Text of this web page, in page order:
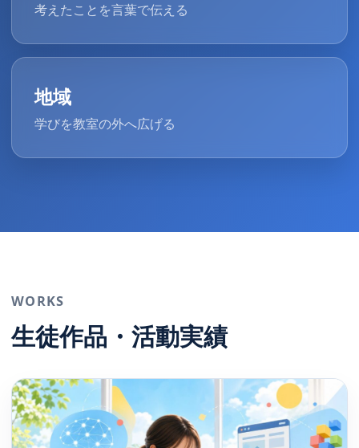
考えたことを言葉で伝える
地域
学びを教室の外へ広げる
WORKS
生徒作品・活動実績